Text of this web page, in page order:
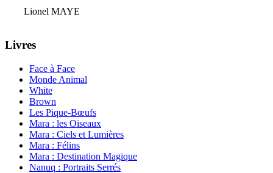
Lionel MAYE
Livres
Face à Face
Monde Animal
White
Brown
Les Pique-Bœufs
Mara : les Oiseaux
Mara : Ciels et Lumières
Mara : Félins
Mara : Destination Magique
Nanuq : Portraits Serrés